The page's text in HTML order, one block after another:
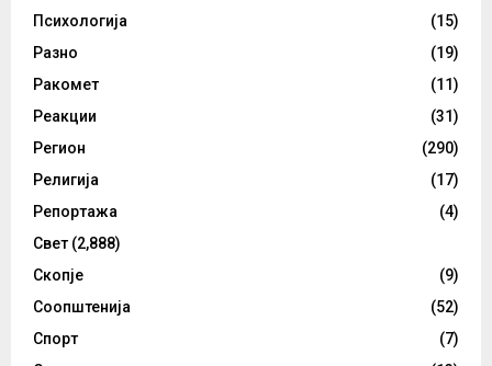
Психологија
(15)
Разно
(19)
Ракомет
(11)
Реакции
(31)
Регион
(290)
Религија
(17)
Репортажа
(4)
Свет (2,888)
Скопје
(9)
Соопштенија
(52)
Спорт
(7)